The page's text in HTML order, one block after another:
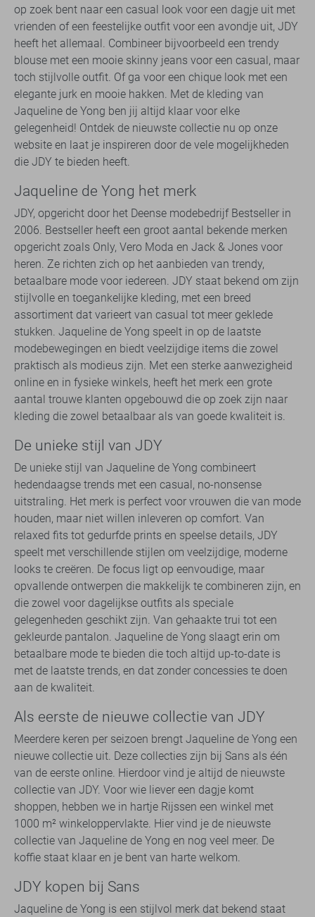
op zoek bent naar een casual look voor een dagje uit met
vrienden of een feestelijke outfit voor een avondje uit, JDY
heeft het allemaal. Combineer bijvoorbeeld een trendy
blouse met een mooie skinny jeans voor een casual, maar
toch stijlvolle outfit. Of ga voor een chique look met een
elegante jurk en mooie hakken. Met de kleding van
Jaqueline de Yong ben jij altijd klaar voor elke
gelegenheid! Ontdek de nieuwste collectie nu op onze
website en laat je inspireren door de vele mogelijkheden
die JDY te bieden heeft.
Jaqueline de Yong het merk
JDY, opgericht door het Deense modebedrijf Bestseller in
2006. Bestseller heeft een groot aantal bekende merken
opgericht zoals Only, Vero Moda en Jack & Jones voor
heren. Ze richten zich op het aanbieden van trendy,
betaalbare mode voor iedereen. JDY staat bekend om zijn
stijlvolle en toegankelijke kleding, met een breed
assortiment dat varieert van casual tot meer geklede
stukken. Jaqueline de Yong speelt in op de laatste
modebewegingen en biedt veelzijdige items die zowel
praktisch als modieus zijn. Met een sterke aanwezigheid
online en in fysieke winkels, heeft het merk een grote
aantal trouwe klanten opgebouwd die op zoek zijn naar
kleding die zowel betaalbaar als van goede kwaliteit is.
De unieke stijl van JDY
De unieke stijl van Jaqueline de Yong combineert
hedendaagse trends met een casual, no-nonsense
uitstraling. Het merk is perfect voor vrouwen die van mode
houden, maar niet willen inleveren op comfort. Van
relaxed fits tot gedurfde prints en speelse details, JDY
speelt met verschillende stijlen om veelzijdige, moderne
looks te creëren. De focus ligt op eenvoudige, maar
opvallende ontwerpen die makkelijk te combineren zijn, en
die zowel voor dagelijkse outfits als speciale
gelegenheden geschikt zijn. Van gehaakte trui tot een
gekleurde pantalon. Jaqueline de Yong slaagt erin om
betaalbare mode te bieden die toch altijd up-to-date is
met de laatste trends, en dat zonder concessies te doen
aan de kwaliteit.
Als eerste de nieuwe collectie van JDY
Meerdere keren per seizoen brengt Jaqueline de Yong een
nieuwe collectie uit. Deze collecties zijn bij Sans als één
van de eerste online. Hierdoor vind je altijd de nieuwste
collectie van JDY. Voor wie liever een dagje komt
shoppen, hebben we in hartje Rijssen een winkel met
1000 m² winkeloppervlakte. Hier vind je de nieuwste
collectie van Jaqueline de Yong en nog veel meer. De
koffie staat klaar en je bent van harte welkom.
JDY kopen bij Sans
Jaqueline de Yong is een stijlvol merk dat bekend staat